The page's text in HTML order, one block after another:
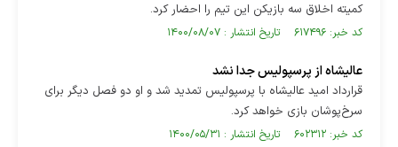
کمیته اخلاق سه بازیکن این تیم را احضار کرد.
کد خبر: ۶۱۷۴۹۶ تاریخ انتشار : ۱۴۰۰/۰۸/۰۷
عالیشاه از پرسپولیس جدا نشد
قرارداد امید عالیشاه با پرسپولیس تمدید شد و او دو فصل دیگر برای
سرخ‌پوشان بازی خواهد کرد.
کد خبر: ۶۰۲۳۱۲ تاریخ انتشار : ۱۴۰۰/۰۵/۳۱